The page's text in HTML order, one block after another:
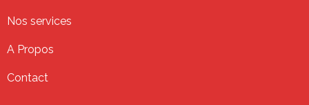
Nos services
A Propos
Contact